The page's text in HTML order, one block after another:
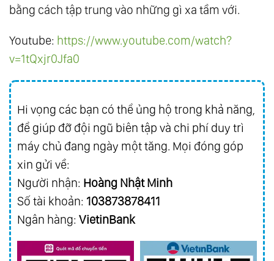
bằng cách tập trung vào những gì xa tầm với.
Youtube: https://www.youtube.com/watch?
v=1tQxjr0Jfa0
Hi vọng các bạn có thể ủng hộ trong khả năng,
để giúp đỡ đội ngũ biên tập và chi phí duy trì
máy chủ đang ngày một tăng. Mọi đóng góp
xin gửi về:
Người nhận: Hoàng Nhật Minh
Số tài khoản: 103873878411
Ngân hàng: VietinBank